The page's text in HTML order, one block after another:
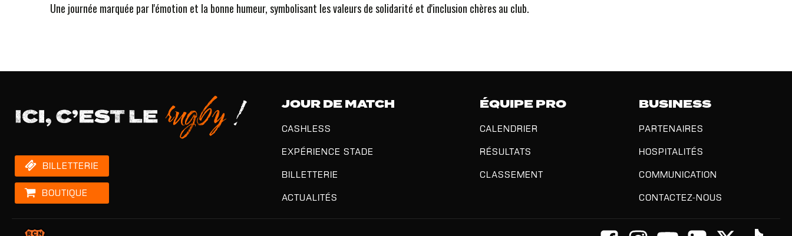
Une journée marquée par l'émotion et la bonne humeur, symbolisant les valeurs de solidarité et d'inclusion chères au club.
BILLETTERIE
BOUTIQUE
JOUR DE MATCH
CASHLESS
EXPÉRIENCE STADE
BILLETTERIE
ACTUALITÉS
ÉQUIPE PRO
CALENDRIER
RÉSULTATS
CLASSEMENT
BUSINESS
PARTENAIRES
HOSPITALITÉS
COMMUNICATION
CONTACTEZ-NOUS